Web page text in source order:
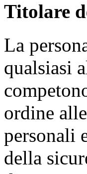
Titolare
La
qualsiasi
ordine
personali
della